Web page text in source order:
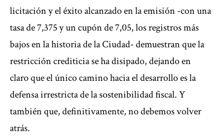
licitación y el éxito alcanzado en la emisión -con una
tasa de 7,375 y un cupón de 7,05, los registros más
bajos en la historia de la Ciudad- demuestran que la
restricción crediticia se ha disipado, dejando en
claro que el único camino hacia el desarrollo es la
defensa irrestricta de la sostenibilidad fiscal. Y
también que, definitivamente, no debemos volver
atrás.